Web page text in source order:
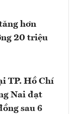
hơn
20 triệu
TP. Hồ Chí
Nai đạt
sau 6